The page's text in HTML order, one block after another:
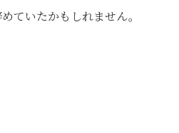
ていたかもしれません。